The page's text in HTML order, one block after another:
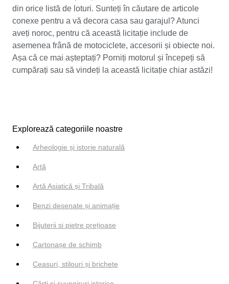
din orice listă de loturi. Sunteți în căutare de articole
conexe pentru a vă decora casa sau garajul? Atunci
aveți noroc, pentru că această licitație include de
asemenea frână de motociclete, accesorii și obiecte noi.
Așa că ce mai așteptați? Porniți motorul și începeți să
cumpărați sau să vindeți la această licitație chiar astăzi!
Explorează categoriile noastre
Arheologie și istorie naturală
Artă
Artă Asiatică și Tribală
Benzi desenate și animație
Bijuterii si pietre prețioase
Cartonașe de schimb
Ceasuri, stilouri și brichete